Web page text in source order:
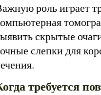
роль играет
скрытые
слепки для
требуется